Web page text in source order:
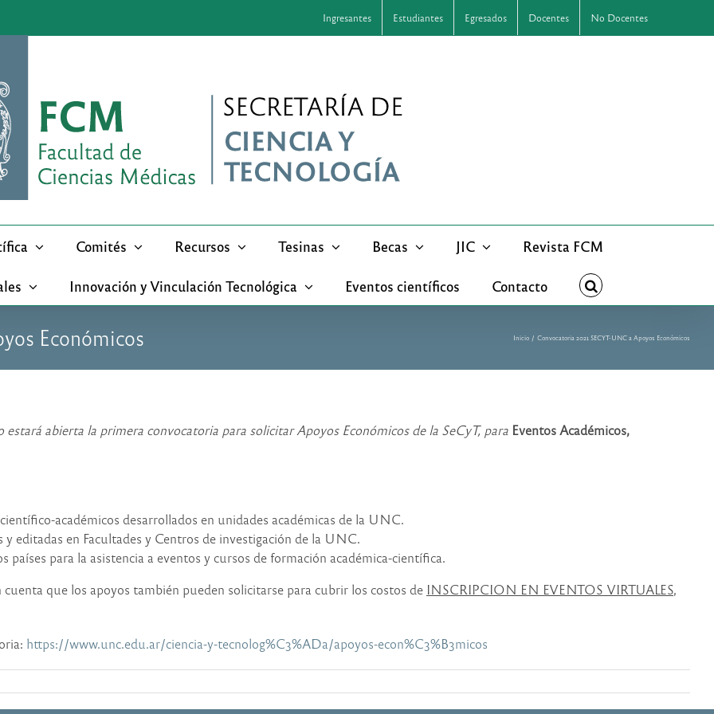
Ingresantes Estudiantes Egresados Docentes No Docentes
Comités Recursos Tesinas Becas JIC Revista FCM
Innovación y Vinculación Tecnológica Eventos científicos Contacto
Económicos Inicio Convocatoria 2021 SECYT-UNC a Apoyos Económicos
estará abierta la primera convocatoria para solicitar Apoyos Económicos de la SeCyT, para Eventos Académicos,
académicos desarrollados en unidades académicas de la UNC.
editadas en Facultades y Centros de investigación de la UNC.
para la asistencia a eventos y cursos de formación académica-científica.
que los apoyos también pueden solicitarse para cubrir los costos de INSCRIPCION EN EVENTOS VIRTUALES,
https://www.unc.edu.ar/ciencia-y-tecnolog%C3%ADa/apoyos-econ%C3%B3micos